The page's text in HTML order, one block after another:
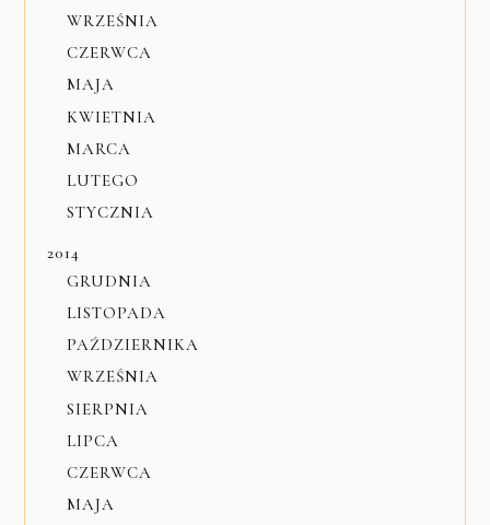
WRZEŚNIA
CZERWCA
MAJA
KWIETNIA
MARCA
LUTEGO
STYCZNIA
2014
GRUDNIA
LISTOPADA
PAŹDZIERNIKA
WRZEŚNIA
SIERPNIA
LIPCA
CZERWCA
MAJA